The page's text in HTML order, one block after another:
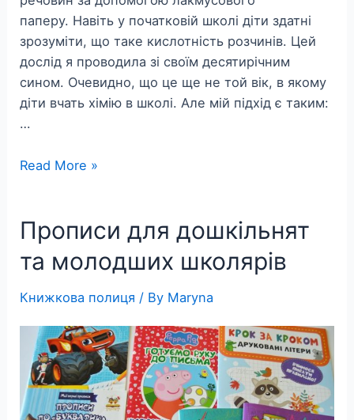
паперу. Навіть у початковій школі діти здатні
зрозуміти, що таке кислотність розчинів. Цей
дослід я проводила зі своїм десятирічним
сином. Очевидно, що це ще не той вік, в якому
діти вчать хімію в школі. Але мій підхід є таким:
…
Kwasowość
chemia
dzieci
Read More »
Прописи для дошкільнят
та молодших школярів
Книжкова полиця / By Maryna